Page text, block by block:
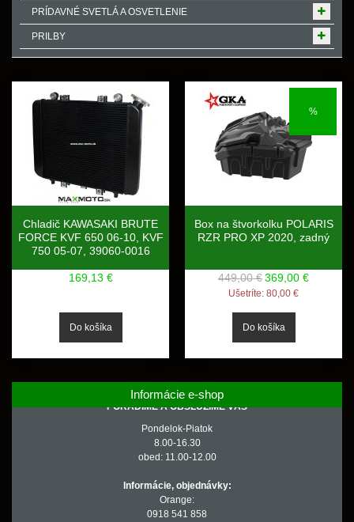
PRÍDAVNÉ SVETLÁ A OSVETLENIE
PRILBY
Chladič KAWASAKI BRUTE
FORCE KVF 650 06-10, KVF
750 05-07, 39060-0016
169,13 €
%
Box na štvorkolku POLARIS
RZR PRO XP 2020, zadný
449,00 €369,00 €
Ušetríte: 80,00 €
Informácie e-shop
PORADÍME A OBSLÚŽIME VÁS
Pondelok-Piatok
8.00-16.30
obed: 11.00-12.00
Informácie, objednávky:
Orange:
0918 541 858